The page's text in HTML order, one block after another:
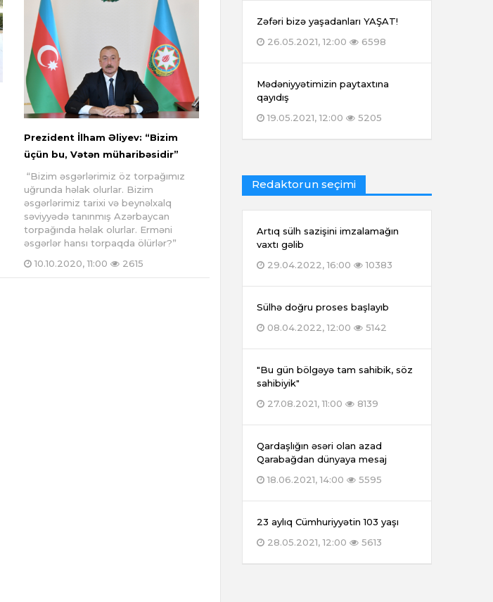
Prezident İlham Əliyev: “Bizim
üçün bu, Vətən müharibəsidir”
“Bizim əsgərlərimiz öz torpağımız
uğrunda həlak olurlar. Bizim
əsgərlərimiz tarixi və beynəlxalq
səviyyədə tanınmış Azərbaycan
torpağında həlak olurlar. Erməni
əsgərlər hansı torpaqda ölürlər?”
10.10.2020, 11:00
2615
Zəfəri bizə yaşadanları YAŞAT!
26.05.2021, 12:00
6598
Mədəniyyətimizin paytaxtına
qayıdış
19.05.2021, 12:00
5205
Redaktorun seçimi
Artıq sülh sazişini imzalamağın
vaxtı gəlib
29.04.2022, 16:00
10383
Sülhə doğru proses başlayıb
08.04.2022, 12:00
5142
"Bu gün bölgəyə tam sahibik, söz
sahibiyik"
27.08.2021, 11:00
8139
Qardaşlığın əsəri olan azad
Qarabağdan dünyaya mesaj
18.06.2021, 14:00
5595
23 aylıq Cümhuriyyətin 103 yaşı
28.05.2021, 12:00
5613